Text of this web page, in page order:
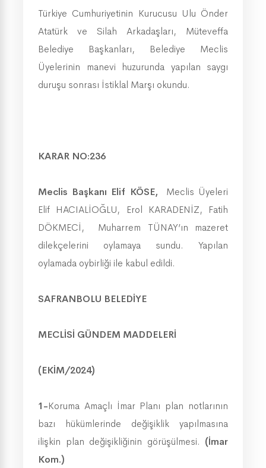
Türkiye Cumhuriyetinin Kurucusu Ulu Önder
Atatürk ve Silah Arkadaşları, Müteveffa
Belediye Başkanları, Belediye Meclis
Üyelerinin manevi huzurunda yapılan saygı
duruşu sonrası İstiklal Marşı okundu.
KARAR NO:236
Meclis Başkanı Elif KÖSE, Meclis Üyeleri
Elif HACIALİOĞLU, Erol KARADENİZ, Fatih
DÖKMECİ, Muharrem TÜNAY’ın mazeret
dilekçelerini oylamaya sundu. Yapılan
oylamada oybirliği ile kabul edildi.
SAFRANBOLU BELEDİYE
MECLİSİ GÜNDEM MADDELERİ
(EKİM/2024)
1-Koruma Amaçlı İmar Planı plan notlarının
bazı hükümlerinde değişiklik yapılmasına
ilişkin plan değişikliğinin görüşülmesi. (İmar
Kom.)